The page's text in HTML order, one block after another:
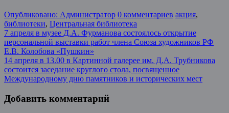
Опубликовано: Администратор 0 комментариев акция,
библиотеки, Центральная библиотека
Post
navigation
7 апреля в музее Д.А. Фурманова состоялось открытие
персональной выставки работ члена Союза художников РФ
Е.В. Колобова «Пушкин»
14 апреля в 13.00 в Картинной галерее им. Д.А. Трубникова
состоится заседание круглого стола, посвященное
Международному дню памятников и исторических мест
Добавить комментарий